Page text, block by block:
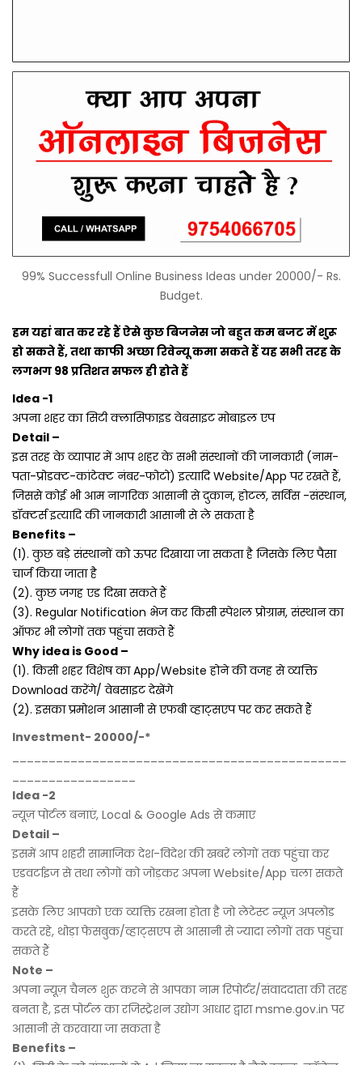
99% Successfull Online Business Ideas under 20000/- Rs.
Budget.
हम यहां बात कर रहे हैं ऐसे कुछ बिजनेस जो बहुत कम बजट में शुरू
हो सकते हैं, तथा काफी अच्छा रिवेन्यू कमा सकते हैं यह सभी तरह के
लगभग 98 प्रतिशत सफल ही होते हैं
Idea -1
अपना शहर का सिटी क्लासिफाइड वेबसाइट मोबाइल एप
Detail –
इस तरह के व्यापार में आप शहर के सभी संस्थानों की जानकारी (नाम-
पता-प्रोडक्ट-कांटेक्ट नंबर-फोटो) इत्यादि Website/App पर रखते हैं,
जिससे कोई भी आम नागरिक आसानी से दुकान, होटल, सर्विस -संस्थान,
डॉक्टर्स इत्यादि की जानकारी आसानी से ले सकता है
Benefits –
(1). कुछ बड़े संस्थानों को ऊपर दिखाया जा सकता है जिसके लिए पैसा
चार्ज किया जाता है
(2). कुछ जगह एड दिखा सकते हैं
(3). Regular Notification भेज कर किसी स्पेशल प्रोग्राम, संस्थान का
ऑफर भी लोगों तक पहुंचा सकते हैं
Why idea is Good –
(1). किसी शहर विशेष का App/Website होने की वजह से व्यक्ति
Download करेंगे/ वेबसाइट देखेंगे
(2). इसका प्रमोशन आसानी से एफबी व्हाट्सएप पर कर सकते हैं
Investment- 20000/-*
Idea -2
न्यूज़ पोर्टल बनाएं, Local & Google Ads से कमाए
Detail –
इसमें आप शहरी सामाजिक देश-विदेश की खबरें लोगों तक पहुंचा कर
एडवर्टाइज से तथा लोगों को जोड़कर अपना Website/App चला सकते
हैं
इसके लिए आपको एक व्यक्ति रखना होता है जो लेटेस्ट न्यूज़ अपलोड
करते रहे, थोड़ा फेसबुक/व्हाट्सएप से आसानी से ज्यादा लोगों तक पहुंचा
सकते हैं
Note –
अपना न्यूज़ चैनल शुरू करने से आपका नाम रिपोर्टर/संवाददाता की तरह
बनता है, इस पोर्टल का रजिस्ट्रेशन उद्योग आधार द्वारा msme.gov.in पर
आसानी से करवाया जा सकता है
Benefits –